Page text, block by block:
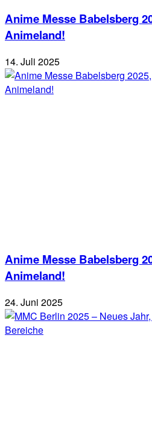
Anime Messe Babelsberg
Animeland!
14. Juli 2025
Anime Messe Babelsberg
Animeland!
24. Juni 2025